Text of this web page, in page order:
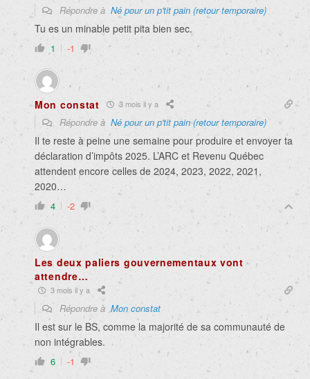
Répondre à Né pour un p'tit pain (retour temporaire)
Tu es un minable petit pita bien sec.
1 -1
Mon constat 3 mois il y a
Répondre à Né pour un p'tit pain (retour temporaire)
Il te reste à peine une semaine pour produire et envoyer ta
déclaration d’impôts 2025. L’ARC et Revenu Québec
attendent encore celles de 2024, 2023, 2022, 2021,
2020…
4 -2
Les deux paliers gouvernementaux vont
attendre…
3 mois il y a
Répondre à Mon constat
Il est sur le BS, comme la majorité de sa communauté de
non intégrables.
6 -1